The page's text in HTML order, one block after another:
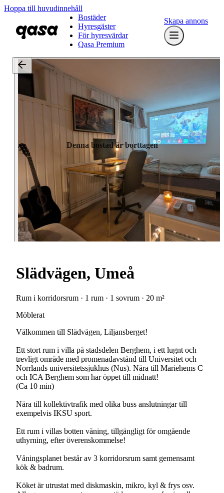
Hoppa till huvudinnehåll
Bostäder
Hyresgäster
För hyresvärdar
Qasa Premium
Skapa annons
Denna bostad är borttagen
Slädvägen, Umeå
Rum i korridorsrum · 1 rum · 1 sovrum · 20 m²
Möblerat
Välkommen till Slädvägen, Liljansberget!
Ett stort rum i villa på stadsdelen Berghem, i ett lugnt och
trevligt område med promenadavstånd till Universitet och
Norrlands universitetssjukhus (Nus). Nära till Mariehems C
och ICA Berghem som har öppet till midnatt!
(Ca 10 min)
Nära till kollektivtrafik med olika buss anslutningar till
exempelvis IKSU sport.
Ett rum i villas botten våning, tillgängligt för omgående
uthyrning, efter överenskommelse!
Våningsplanet består av 3 korridorsrum samt gemensamt
kök & badrum.
Köket är utrustat med diskmaskin, mikro, kyl & frys osv.